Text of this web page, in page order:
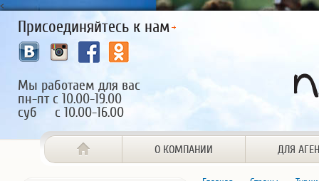
<
Присоединяйтесь к нам
Мы работаем для вас
пн-пт с 10.00-19.00
суб с 10.00-16.00
О КОМПАНИИ ДЛЯ